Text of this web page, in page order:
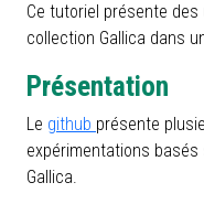
Ce tutoriel présente
collection Gallica dans
Présentation
Le github présente
expérimentations
Gallica.